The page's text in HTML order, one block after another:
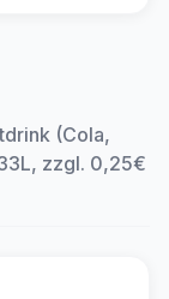
(Cola,
zzgl. 0,25€